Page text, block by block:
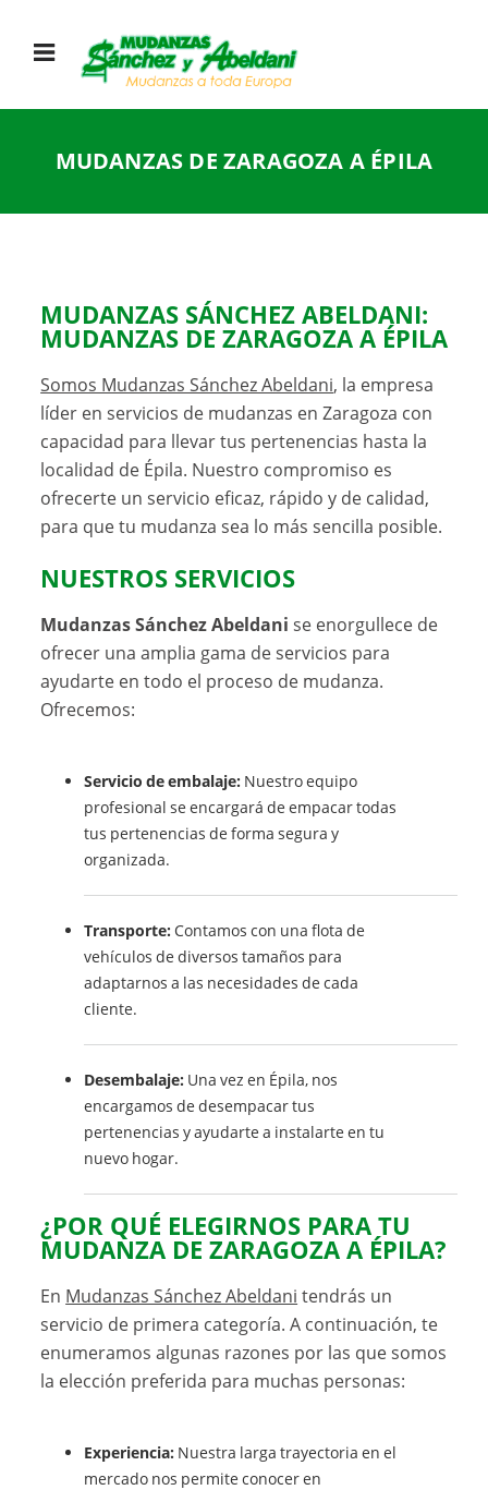
MUDANZAS DE ZARAGOZA A ÉPILA
MUDANZAS SÁNCHEZ ABELDANI:
MUDANZAS DE ZARAGOZA A ÉPILA
Somos Mudanzas Sánchez Abeldani, la empresa
líder en servicios de mudanzas en Zaragoza con
capacidad para llevar tus pertenencias hasta la
localidad de Épila. Nuestro compromiso es
ofrecerte un servicio eficaz, rápido y de calidad,
para que tu mudanza sea lo más sencilla posible.
NUESTROS SERVICIOS
Mudanzas Sánchez Abeldani se enorgullece de
ofrecer una amplia gama de servicios para
ayudarte en todo el proceso de mudanza.
Ofrecemos:
Servicio de embalaje: Nuestro equipo
profesional se encargará de empacar todas
tus pertenencias de forma segura y
organizada.
Transporte: Contamos con una flota de
vehículos de diversos tamaños para
adaptarnos a las necesidades de cada
cliente.
Desembalaje: Una vez en Épila, nos
encargamos de desempacar tus
pertenencias y ayudarte a instalarte en tu
nuevo hogar.
¿POR QUÉ ELEGIRNOS PARA TU
MUDANZA DE ZARAGOZA A ÉPILA?
En Mudanzas Sánchez Abeldani tendrás un
servicio de primera categoría. A continuación, te
enumeramos algunas razones por las que somos
la elección preferida para muchas personas:
Experiencia: Nuestra larga trayectoria en el
mercado nos permite conocer en